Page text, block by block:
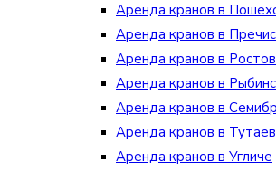
Аренда кранов в
Аренда кранов в
Аренда кранов в
Аренда кранов в
Аренда кранов в
Аренда кранов в
Аренда кранов в Угличе